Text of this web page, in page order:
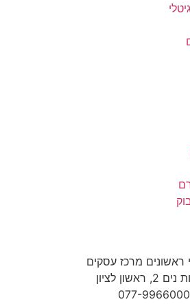
ראשונים מרכז עסקים
ראשון לציון
077-9966000